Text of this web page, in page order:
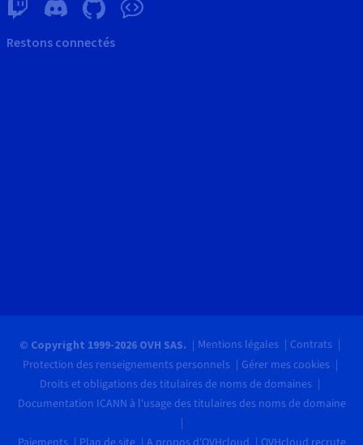
Restons connectés
© Copyright 1999-2026 OVH SAS. Mentions légales
Contrats
Protection des renseignements personnels
Gérer mes cookies
Droits et obligations des titulaires de noms de domaines
Documentation ICANN à l'usage des titulaires des noms de domaine